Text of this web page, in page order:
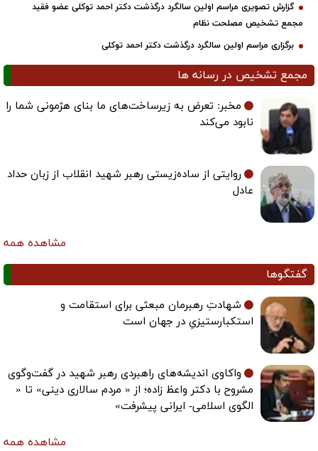
گزارش تصویری مراسم اولین سالگرد درگذشت دکتر احمد توکلی عضو فقید
مجمع تشخیص مصلحت نظام
برگزاری مراسم اولین سالگرد درگذشت دکتر احمد توکلی
مجمع تشخیص در رسانه ها
مخبر: تعرض به زیرساخت‌های ما بنای هژمونی شما را
نابود می‌کند
روایتی از ساده‌زیستی رهبر شهید انقلاب از زبان حداد
عادل
مشاهده همه
گفتگوها
شهادتِ رهبرمان مبعثی برای استقامت و
استکبارستیزیِ در جهان است
واکاوی اندیشه‌های راهبردی رهبر شهید در گفت‌وگوی
مشروح با دکتر واعظ زاده؛ از « مردم سالاری دینی» تا «
الگوی اسلامی- ایرانی پیشرفت»
مشاهده همه